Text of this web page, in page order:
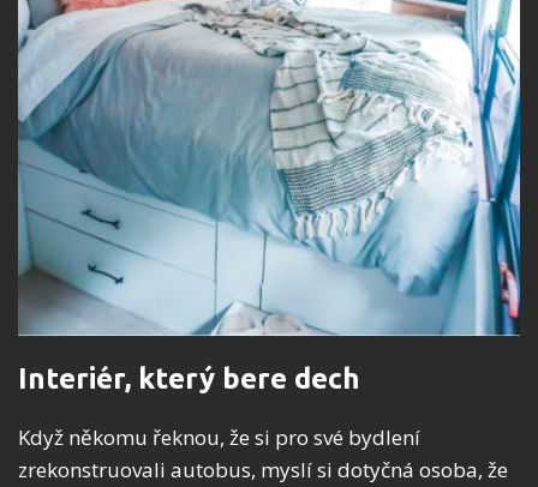
Interiér, který bere dech
Když někomu řeknou, že si pro své bydlení
zrekonstruovali autobus, myslí si dotyčná osoba, že